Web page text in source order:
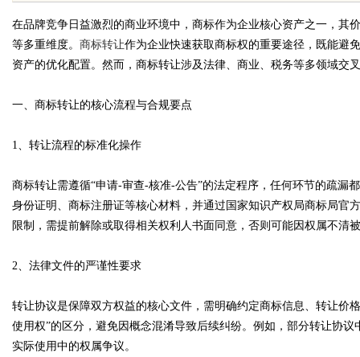
Bo
ar
在品牌竞争日益激烈的商业环境中，商标作为企业核心资产之一，其
等多重维度。 商标转让作为企业快速获取商标权的重要途径，既能避
资产的优化配置。然而，商标转让涉及法律、商业、税务等多领域交
一、商标转让的核心流程与合规要点
1、转让流程的标准化操作
商标转让需遵循“申请-审查-核准-公告”的法定程序，任何环节的疏漏
身份证明、商标注册证等核心材料，并通过国家知识产权局商标局官
限制，需提前解除或取得相关权利人书面同意，否则可能因权属不清
2、法律文件的严谨性要求
转让协议是保障双方权益的核心文件，需明确约定商标信息、转让价
使用权”的区分，避免因概念混淆导致后续纠纷。例如，部分转让协
实际使用中的权属争议。